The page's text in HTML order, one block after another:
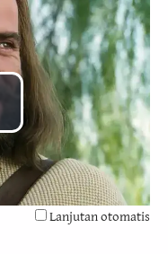
Lanjutan otomatis